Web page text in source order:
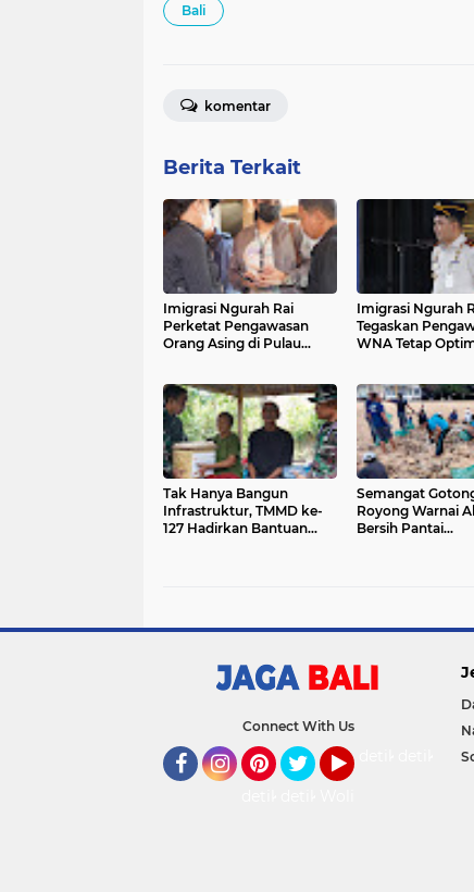
Bali
komentar
Berita Terkait
Imigrasi Ngurah Rai
Perketat Pengawasan
Orang Asing di Pulau
Imigrasi Ngurah
Tegaskan
WNA Tetap
Tak Hanya Bangun
Infrastruktur, TMMD ke-
127 Hadirkan Bantuan
Semangat
Royong Warnai
Bersih Pantai
Connect With Us